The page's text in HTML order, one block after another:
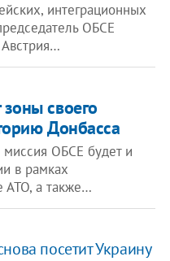
интеграционных
ОБСЕ
своего
Донбасса
миссия ОБСЕ будет и
в рамках
АТО, а также…
посетит Украину